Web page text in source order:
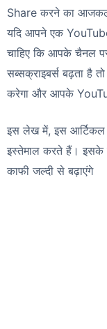
Share करने का आजकल
यदि आपने एक
चाहिए कि आपके चैनल
सब्सक्राइबर्स बढ़ता है
करेगा और आपके
इस लेख में, इस आर्टिकल
इस्तेमाल करते हैं। इसके
काफी जल्दी से बढ़ाएंगे